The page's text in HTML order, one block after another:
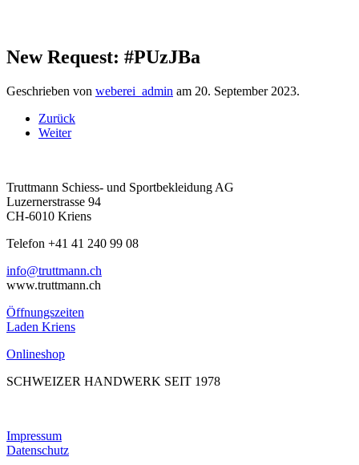
New Request: #PUzJBa
Geschrieben von weberei_admin am 20. September 2023.
Zurück
Weiter
Truttmann Schiess- und Sportbekleidung AG
Luzernerstrasse 94
CH-6010 Kriens
Telefon +41 41 240 99 08
hc.nnamtturt@ofni
www.truttmann.ch
Öffnungszeiten
Laden Kriens
Onlineshop
SCHWEIZER HANDWERK SEIT 1978
Impressum
Datenschutz